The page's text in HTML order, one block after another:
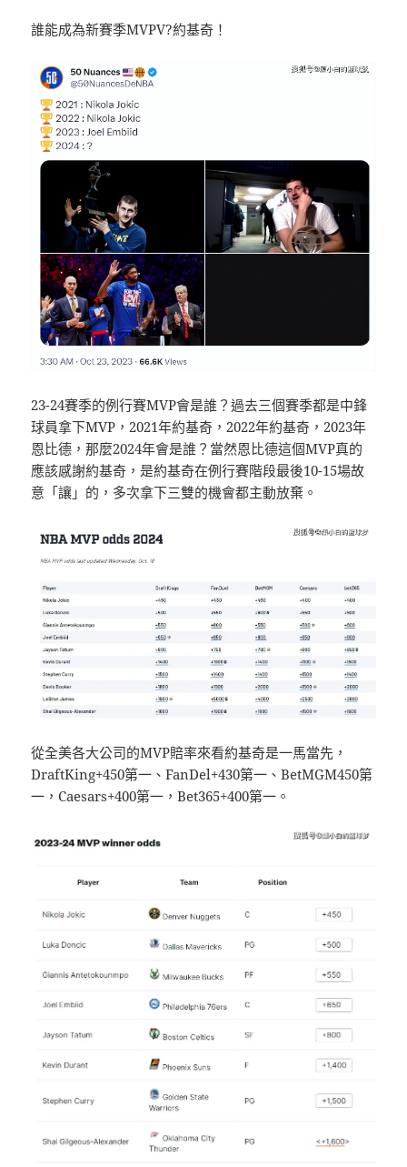
誰能成為新賽季MVPV?約基奇！
23-24賽季的例行賽MVP會是誰？過去三個賽季都是中鋒
球員拿下MVP，2021年約基奇，2022年約基奇，2023年
恩比德，那麼2024年會是誰？當然恩比德這個MVP真的
應該感謝約基奇，是約基奇在例行賽階段最後10-15場故
意「讓」的，多次拿下三雙的機會都主動放棄。
從全美各大公司的MVP賠率來看約基奇是一馬當先，
DraftKing+450第一、FanDel+430第一、BetMGM450第
一，Caesars+400第一，Bet365+400第一。